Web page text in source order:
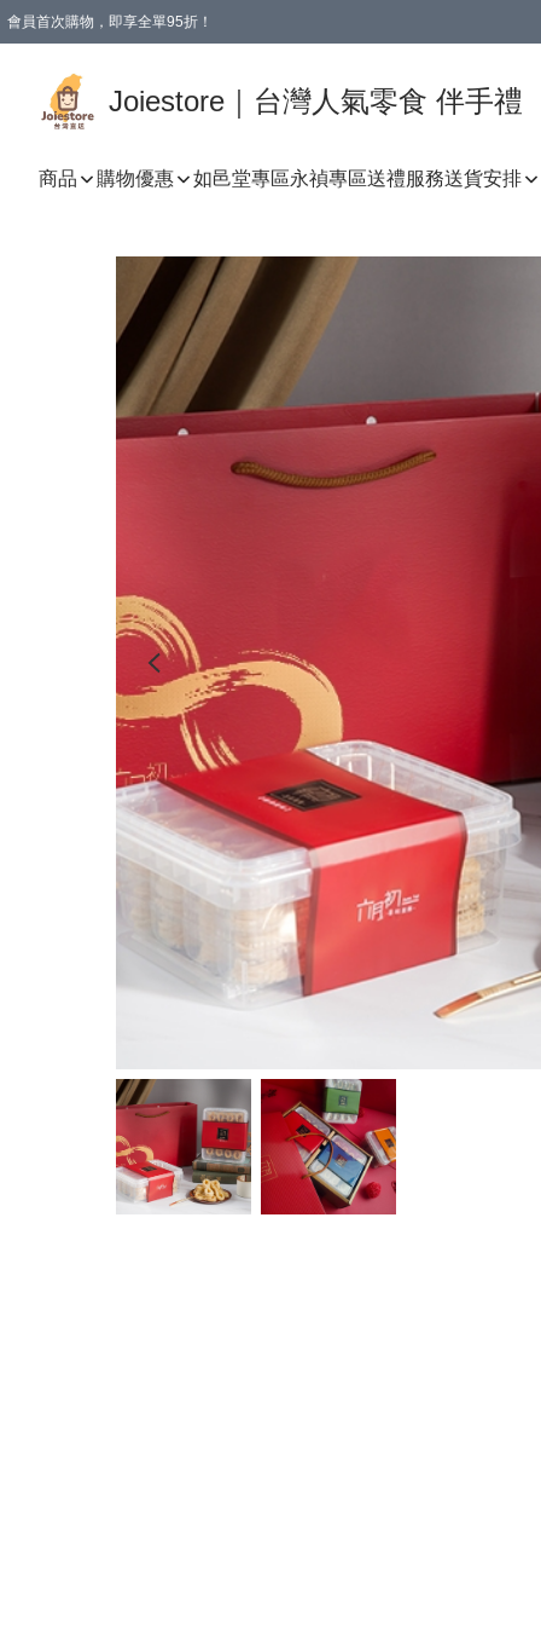
會員首次購物，即享全單95折！
Joiestore｜台灣人氣零食 伴手禮
商品 購物優惠 如邑堂專區永禎專區送禮服務送貨安排